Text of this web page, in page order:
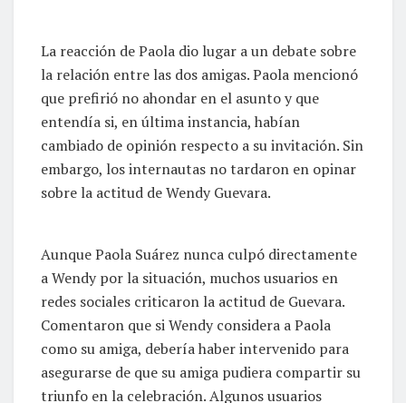
La reacción de Paola dio lugar a un debate sobre
la relación entre las dos amigas. Paola mencionó
que prefirió no ahondar en el asunto y que
entendía si, en última instancia, habían
cambiado de opinión respecto a su invitación. Sin
embargo, los internautas no tardaron en opinar
sobre la actitud de Wendy Guevara.
Aunque Paola Suárez nunca culpó directamente
a Wendy por la situación, muchos usuarios en
redes sociales criticaron la actitud de Guevara.
Comentaron que si Wendy considera a Paola
como su amiga, debería haber intervenido para
asegurarse de que su amiga pudiera compartir su
triunfo en la celebración. Algunos usuarios